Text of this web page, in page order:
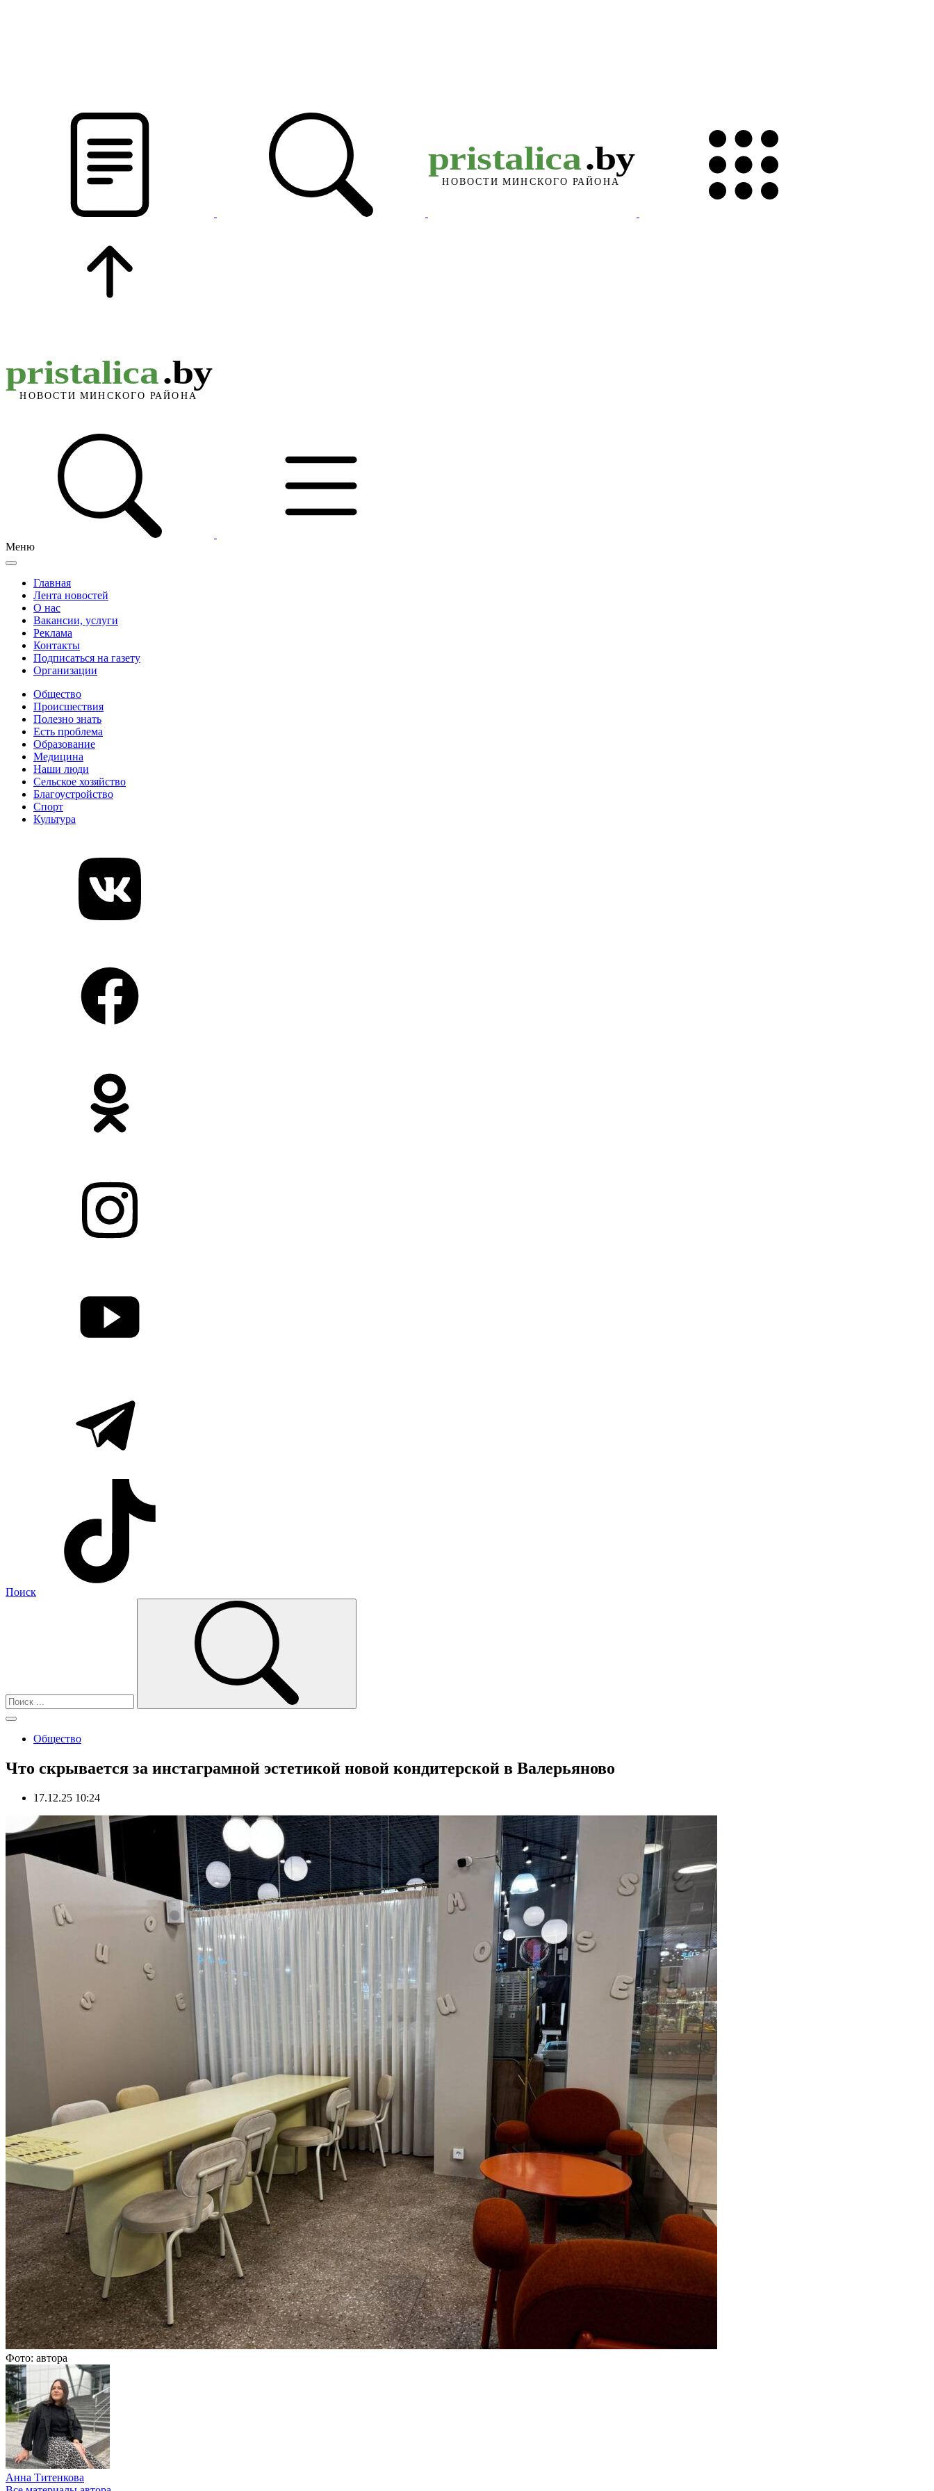
Меню
Главная
Лента новостей
О нас
Вакансии, услуги
Реклама
Контакты
Подписаться на газету
Организации
Общество
Происшествия
Полезно знать
Есть проблема
Образование
Медицина
Наши люди
Сельское хозяйство
Благоустройство
Спорт
Культура
Поиск
Общество
Что скрывается за инстаграмной эстетикой новой кондитерской в Валерьяново
17.12.25 10:24
Фото: автора
Анна Титенкова